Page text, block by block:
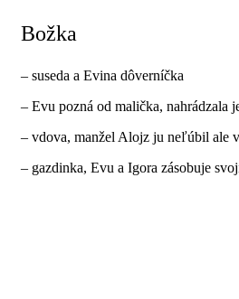
Božka
– suseda a Evina dôverníčka
– Evu pozná od malička, nahrádzala
– vdova, manžel Alojz ju neľúbil ale
– gazdinka, Evu a Igora zásobuje